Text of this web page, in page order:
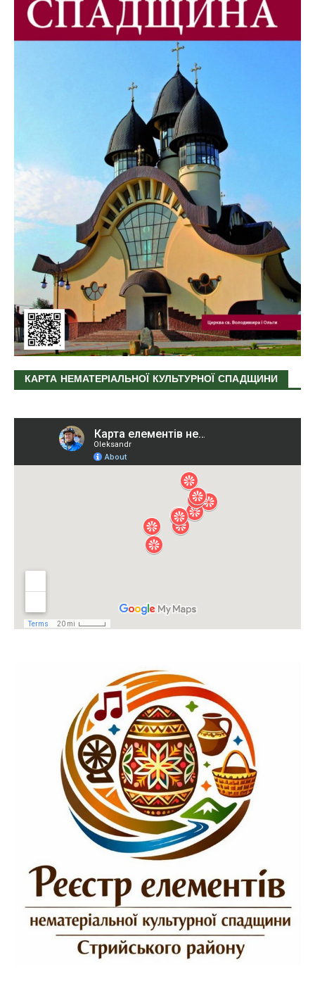
КАРТА НЕМАТЕРІАЛЬНОЇ КУЛЬТУРНОЇ СПАДЩИНИ